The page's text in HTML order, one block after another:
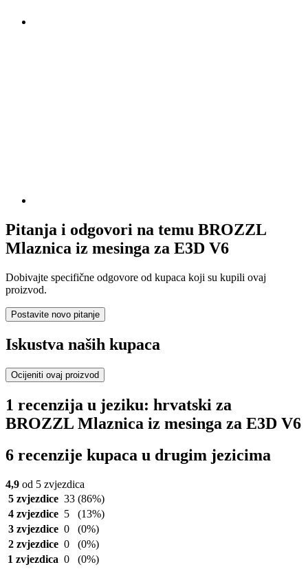
Pitanja i odgovori na temu BROZZL
Mlaznica iz mesinga za E3D V6
Dobivajte specifične odgovore od kupaca koji su kupili ovaj
proizvod.
Postavite novo pitanje
Iskustva naših kupaca
Ocijeniti ovaj proizvod
1 recenzija u jeziku: hrvatski za
BROZZL Mlaznica iz mesinga za E3D V6
6 recenzije kupaca u drugim jezicima
4,9 od 5 zvjezdica
5 zvjezdice 33 (86%)
4 zvjezdice 5
(13%)
3 zvjezdice 0
(0%)
2 zvjezdice 0
(0%)
1 zvjezdica 0 (0%)